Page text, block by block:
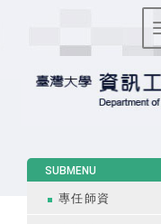
SUBMENU
專任師資